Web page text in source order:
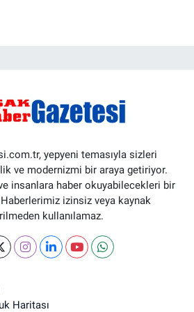
yepyeni temasıyla sizleri
ve modernizmi bir araya getiriyor.
insanlara haber okuyabilecekleri bir
izinsiz veya kaynak
kullanılamaz.
Haritası